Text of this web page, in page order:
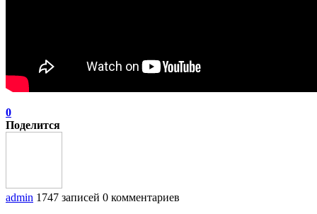
0
Поделится
admin 1747 записей 0 комментариев